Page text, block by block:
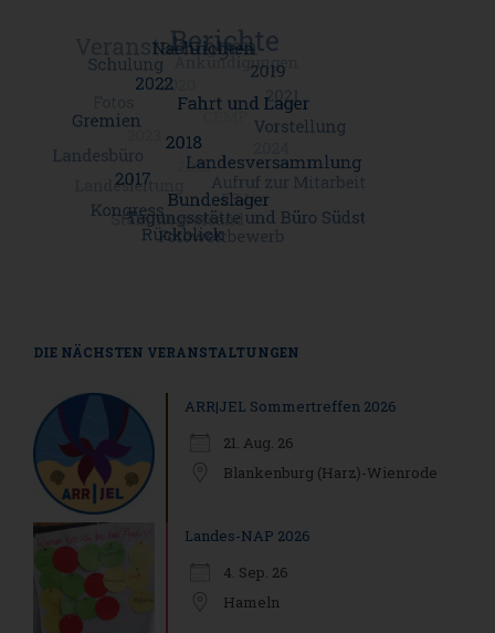
DIE NÄCHSTEN VERANSTALTUNGEN
ARR|JEL Sommertreffen 2026
21. Aug. 26
Blankenburg (Harz)-Wienrode
Landes-NAP 2026
4. Sep. 26
Hameln